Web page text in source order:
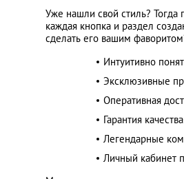
Уже нашли свой стиль?
каждая кнопка и раздел
сделать его вашим
Интуитивно
Эксклюзивные
Оперативная
Гарантия
Легендарные
Личный кабинет